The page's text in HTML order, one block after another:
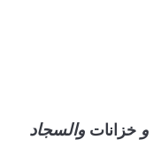
و خزانات والسجاد